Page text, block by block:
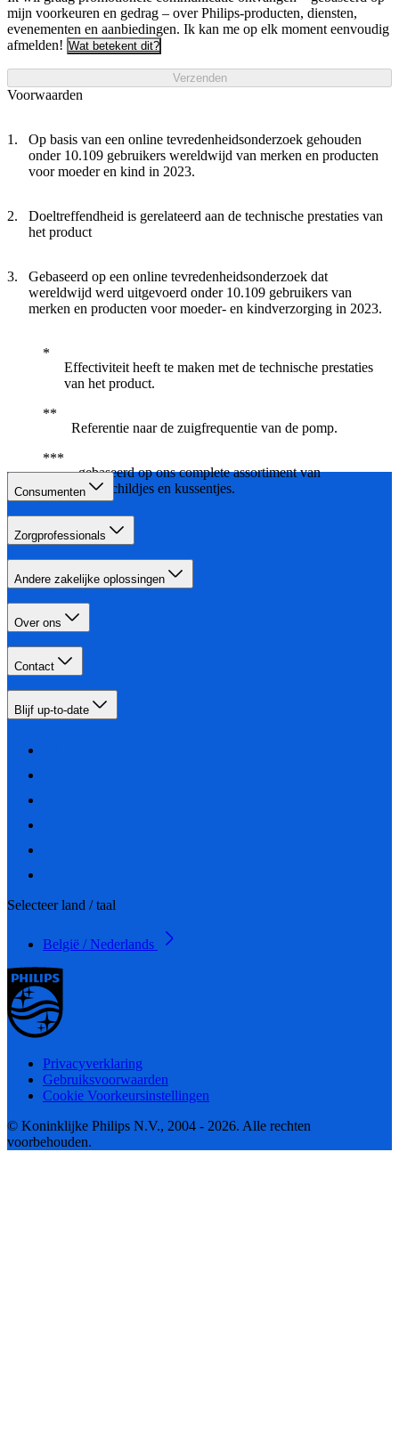
mijn voorkeuren en gedrag – over Philips-producten, diensten,
evenementen en aanbiedingen. Ik kan me op elk moment eenvoudig
afmelden! Wat betekent dit?
Verzenden
Voorwaarden
Op basis van een online tevredenheidsonderzoek gehouden
onder 10.109 gebruikers wereldwijd van merken en producten
voor moeder en kind in 2023.
Doeltreffendheid is gerelateerd aan de technische prestaties van
het product
Gebaseerd op een online tevredenheidsonderzoek dat
wereldwijd werd uitgevoerd onder 10.109 gebruikers van
merken en producten voor moeder- en kindverzorging in 2023.
Effectiviteit heeft te maken met de technische prestaties
van het product.
Referentie naar de zuigfrequentie van de pomp.
gebaseerd op ons complete assortiment van
borstschildjes en kussentjes.
Consumenten
Zorgprofessionals
Andere zakelijke oplossingen
Over ons
Contact
Blijf up-to-date
Selecteer land / taal
België / Nederlands
Privacyverklaring
Gebruiksvoorwaarden
Cookie Voorkeursinstellingen
© Koninklijke Philips N.V., 2004 - 2026. Alle rechten
voorbehouden.